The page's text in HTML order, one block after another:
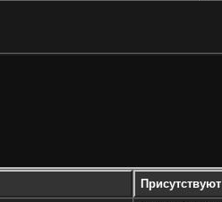
Присутствуют